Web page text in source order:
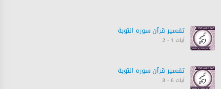
تفسیر قرآن سورہ ‎التوبة‎
آیات 1 - 2
تفسیر قرآن سورہ ‎التوبة‎
آیات 6 - 8